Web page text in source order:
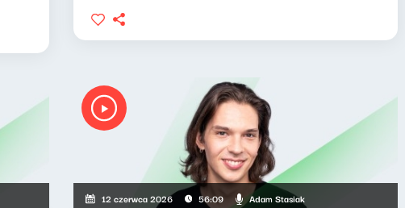
12 czerwca 2026 56:09 Adam Stasiak